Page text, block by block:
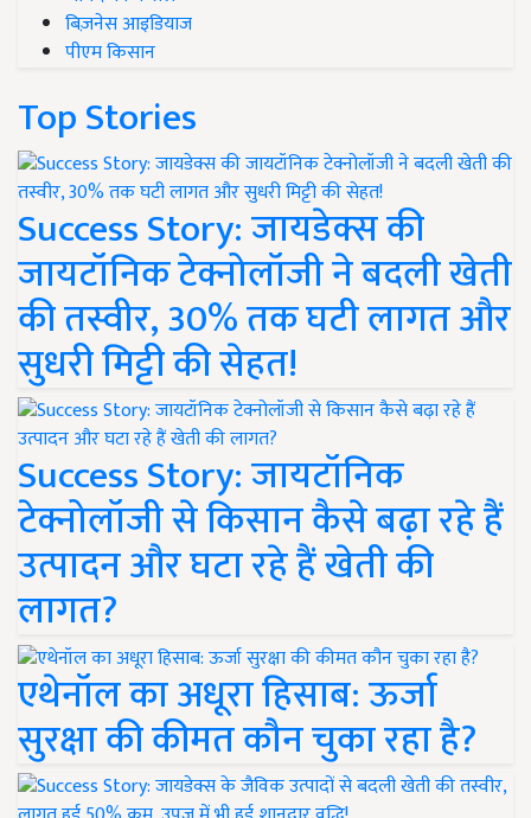
बिज़नेस आइडियाज
पीएम किसान
Top Stories
Success Story: जायडेक्स की
जायटॉनिक टेक्नोलॉजी ने बदली खेती
की तस्वीर, 30% तक घटी लागत और
सुधरी मिट्टी की सेहत!
Success Story: जायटॉनिक
टेक्नोलॉजी से किसान कैसे बढ़ा रहे हैं
उत्पादन और घटा रहे हैं खेती की
लागत?
एथेनॉल का अधूरा हिसाब: ऊर्जा
सुरक्षा की कीमत कौन चुका रहा है?